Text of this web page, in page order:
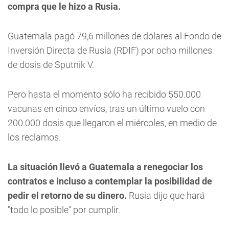
compra que le hizo a Rusia.
Guatemala pagó 79,6 millones de dólares al Fondo de
Inversión Directa de Rusia (RDIF) por ocho millones
de dosis de Sputnik V.
Pero hasta el momento sólo ha recibido 550.000
vacunas en cinco envíos, tras un último vuelo con
200.000 dosis que llegaron el miércoles, en medio de
los reclamos.
La situación llevó a Guatemala a renegociar los
contratos e incluso a contemplar la posibilidad de
pedir el retorno de su dinero. Rusia dijo que hará
"todo lo posible" por cumplir.